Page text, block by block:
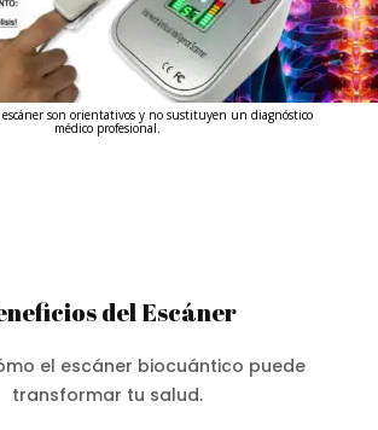
escáner son orientativos y no sustituyen un diagnóstico
médico profesional.
del Escáner
el escáner biocuántico puede
transformar tu salud.